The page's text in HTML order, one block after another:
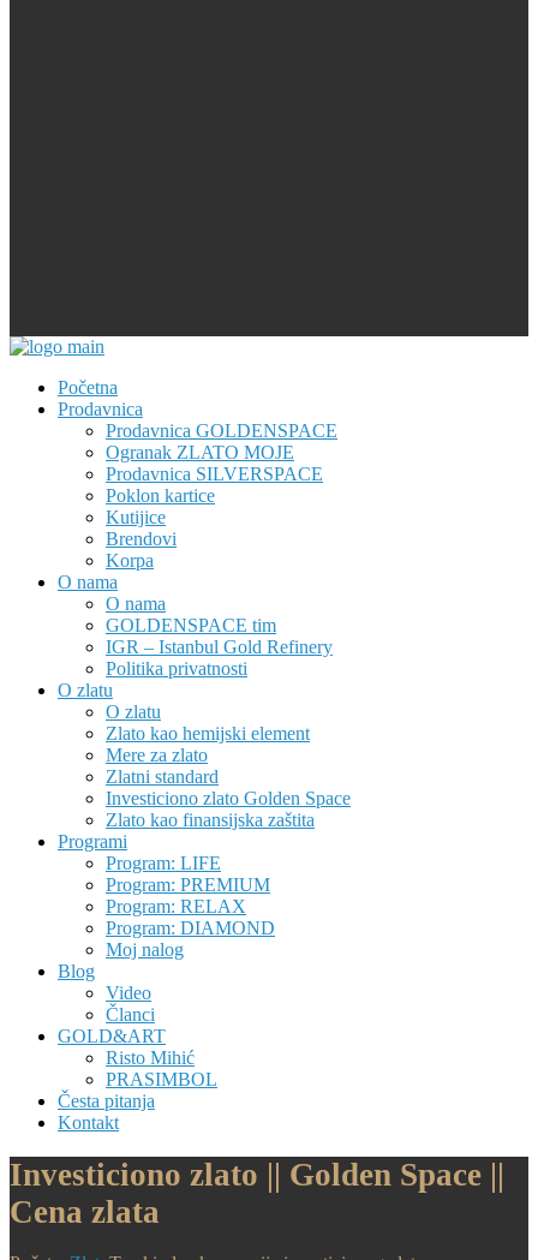
Početna
Prodavnica
Prodavnica GOLDENSPACE
Ogranak ZLATO MOJE
Prodavnica SILVERSPACE
Poklon kartice
Kutijice
Brendovi
Korpa
O nama
O nama
GOLDENSPACE tim
IGR – Istanbul Gold Refinery
Politika privatnosti
O zlatu
O zlatu
Zlato kao hemijski element
Mere za zlato
Zlatni standard
Investiciono zlato Golden Space
Zlato kao finansijska zaštita
Programi
Program: LIFE
Program: PREMIUM
Program: RELAX
Program: DIAMOND
Moj nalog
Blog
Video
Članci
GOLD&ART
Risto Mihić
PRASIMBOL
Česta pitanja
Kontakt
Investiciono zlato || Golden Space ||
Cena zlata